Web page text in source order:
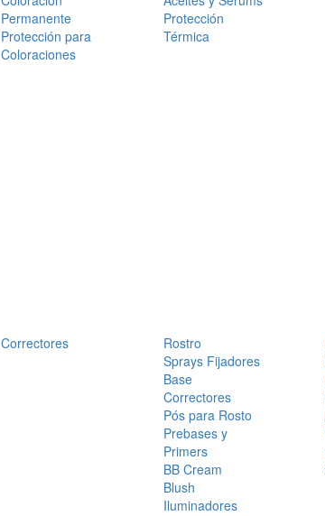
Permanente
Protección para
Coloraciones
Protección
Térmica
Correctores
Rostro
Sprays Fijadores
Base
Correctores
Pós para Rosto
Prebases y
Primers
BB Cream
Blush
Iluminadores